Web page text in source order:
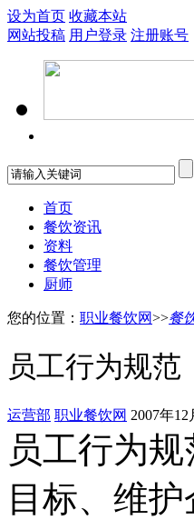
设为首页 收藏本站
网站投稿 用户登录 注册账号
首页
餐饮资讯
资料
餐饮管理
厨师
您的位置： 职业餐饮网>>餐
员工行为规范
运营部 职业餐饮网 2007年12
员工行为
目标、维